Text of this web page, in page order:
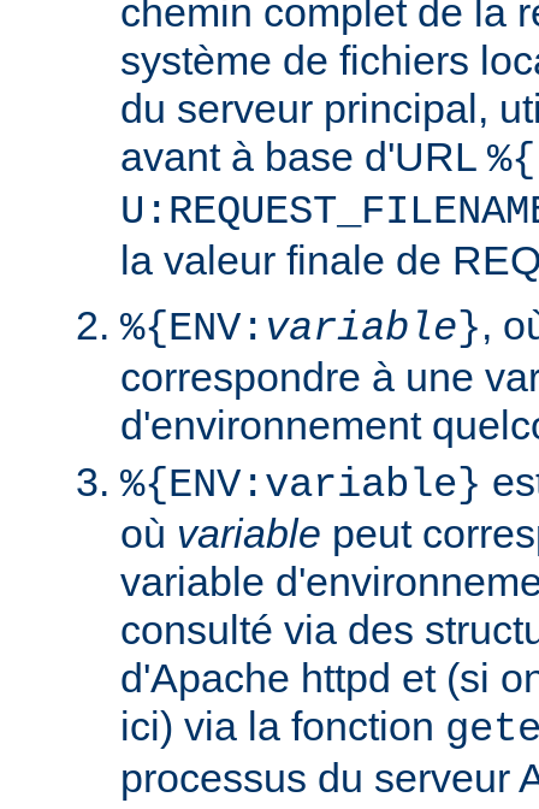
chemin complet de la
système de fichiers
du serveur principal,
avant à base d'URL
la valeur finale de
%{ENV: variable},
correspondre à une
d'environnement
%{ENV:variable}
où variable peut
variable
consulté via des
d'Apache httpd et (si
ici) via la fonction
processus du serveur